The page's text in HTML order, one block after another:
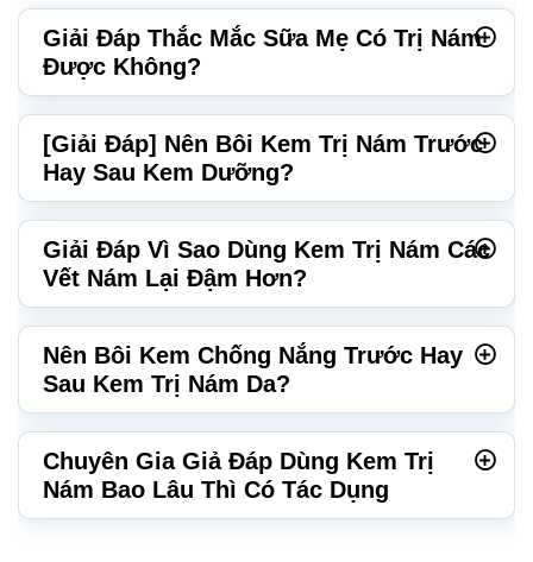
Giải Đáp Thắc Mắc Sữa Mẹ Có Trị Nám
Được Không?
[Giải Đáp] Nên Bôi Kem Trị Nám Trước
Hay Sau Kem Dưỡng?
Giải Đáp Vì Sao Dùng Kem Trị Nám Các
Vết Nám Lại Đậm Hơn?
Nên Bôi Kem Chống Nắng Trước Hay
Sau Kem Trị Nám Da?
Chuyên Gia Giả Đáp Dùng Kem Trị
Nám Bao Lâu Thì Có Tác Dụng